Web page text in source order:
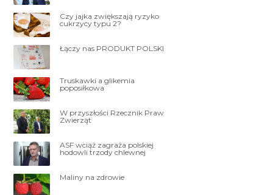
Czy jajka zwiększają ryzyko
cukrzycy typu 2?
Łączy nas PRODUKT POLSKI
Truskawki a glikemia
poposiłkowa
W przyszłości Rzecznik Praw
Zwierząt
ASF wciąż zagraża polskiej
hodowli trzody chlewnej
Maliny na zdrowie